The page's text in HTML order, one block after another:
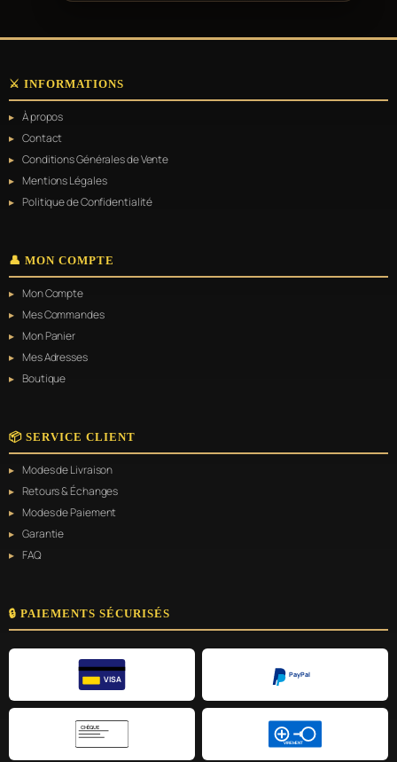
⚔️ INFORMATIONS
À propos
Contact
Conditions Générales de Vente
Mentions Légales
Politique de Confidentialité
👤 MON COMPTE
Mon Compte
Mes Commandes
Mon Panier
Mes Adresses
Boutique
📦 SERVICE CLIENT
Modes de Livraison
Retours & Échanges
Modes de Paiement
Garantie
FAQ
🔒 PAIEMENTS SÉCURISÉS
VISA
PayPal
CHÈQUE
VIREMENT